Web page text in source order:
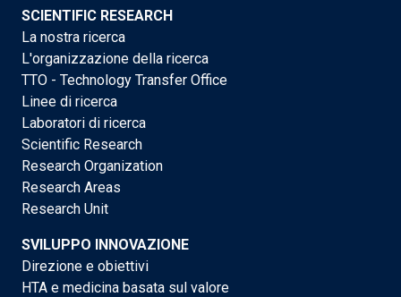
SCIENTIFIC RESEARCH
La nostra ricerca
L'organizzazione della ricerca
TTO - Technology Transfer Office
Linee di ricerca
Laboratori di ricerca
Scientific Research
Research Organization
Research Areas
Research Unit
SVILUPPO INNOVAZIONE
Direzione e obiettivi
HTA e medicina basata sul valore